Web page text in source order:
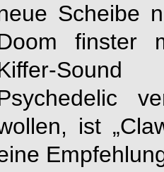
Scheibe
finster
ist „